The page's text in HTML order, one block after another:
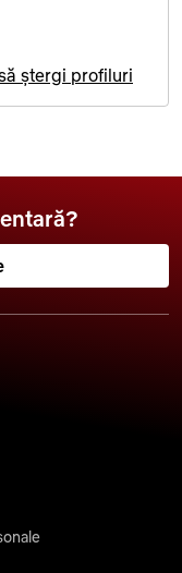
ștergi profiluri